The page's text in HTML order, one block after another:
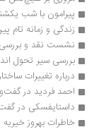
پیرامون با شب یکشنبه |
زندگی و زمانه تام پین با
نشست نقد و بررسی صنم
بررسی سیر تحول اندیشه
درباره تغییرات ساختاری و
احمد فردید در گفت‌وگوی
داستایفسکی در گفت‌وگو
خاطرات بهروز خیریه در